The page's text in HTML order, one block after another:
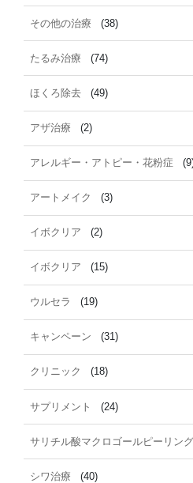
その他の治療 (38)
たるみ治療 (74)
ほくろ除去 (49)
アザ治療 (2)
アレルギー・アトピー・花粉症
アートメイク (3)
イボクリア (2)
イボクリア (15)
ウルセラ (19)
キャンペーン (31)
クリニック (18)
サプリメント (24)
サリチル酸マクロゴールピーリング
シワ治療 (40)